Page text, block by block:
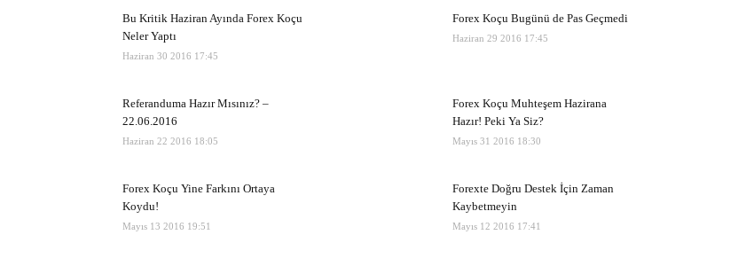
Bu Kritik Haziran Ayında Forex Koçu
Neler Yaptı
Haziran 30 2016 17:45
Forex Koçu Bugünü de Pas Geçmedi
Haziran 29 2016 17:45
Referanduma Hazır Mısınız? –
22.06.2016
Haziran 22 2016 18:05
Forex Koçu Muhteşem Hazirana
Hazır! Peki Ya Siz?
Mayıs 31 2016 18:30
Forex Koçu Yine Farkını Ortaya
Koydu!
Mayıs 13 2016 19:51
Forexte Doğru Destek İçin Zaman
Kaybetmeyin
Mayıs 12 2016 17:41